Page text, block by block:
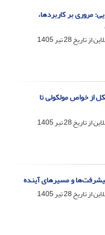
مروری بر کاربردها،
از تاریخ28 تیر 1405
از خواص مولکولی تا
از تاریخ28 تیر 1405
و مسیرهای آینده
از تاریخ28 تیر 1405